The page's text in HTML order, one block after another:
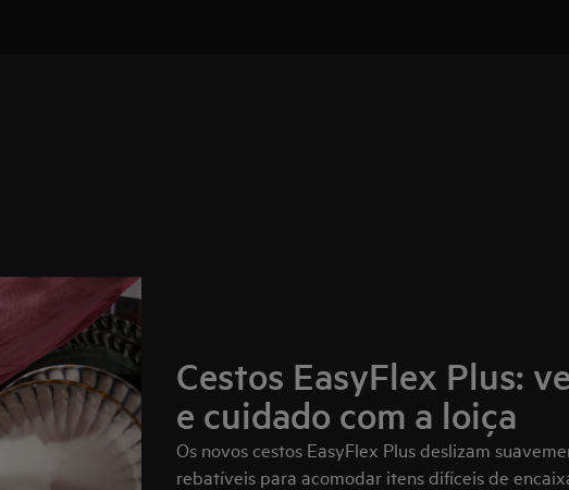
Cestos EasyFlex Plus:
e cuidado com a loiça
Os novos cestos EasyFlex Plus deslizam
rebatíveis para acomodar itens difíceis de